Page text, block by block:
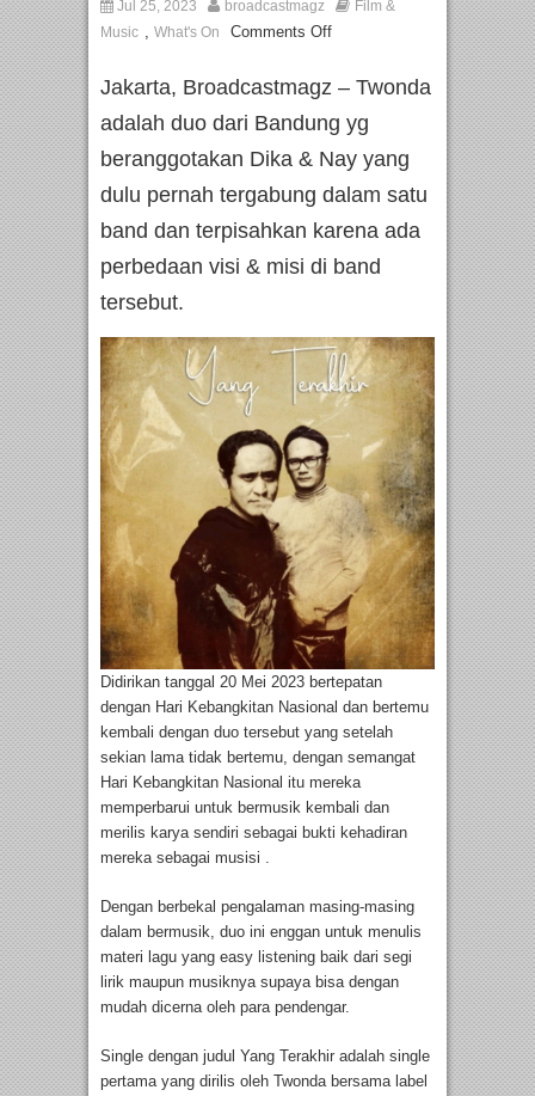
Jul 25, 2023 broadcastmagz
Film &
Music , What's On Comments Off
Jakarta, Broadcastmagz – Twonda
adalah duo dari Bandung yg
beranggotakan Dika & Nay yang
dulu pernah tergabung dalam satu
band dan terpisahkan karena ada
perbedaan visi & misi di band
tersebut.
Didirikan tanggal 20 Mei 2023 bertepatan
dengan Hari Kebangkitan Nasional dan bertemu
kembali dengan duo tersebut yang setelah
sekian lama tidak bertemu, dengan semangat
Hari Kebangkitan Nasional itu mereka
memperbarui untuk bermusik kembali dan
merilis karya sendiri sebagai bukti kehadiran
mereka sebagai musisi .
Dengan berbekal pengalaman masing-masing
dalam bermusik, duo ini enggan untuk menulis
materi lagu yang easy listening baik dari segi
lirik maupun musiknya supaya bisa dengan
mudah dicerna oleh para pendengar.
Single dengan judul Yang Terakhir adalah single
pertama yang dirilis oleh Twonda bersama label